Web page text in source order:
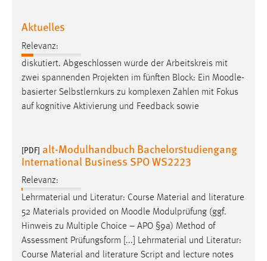
Aktuelles
Relevanz:
diskutiert. Abgeschlossen wurde der Arbeitskreis mit
zwei spannenden Projekten im fünften Block: Ein Moodle-
basierter Selbstlernkurs zu komplexen Zahlen mit Fokus
auf kognitive Aktivierung und Feedback sowie
[PDF] alt-Modulhandbuch Bachelorstudiengang
International Business SPO WS2223
Relevanz:
Lehrmaterial und Literatur: Course Material and literature
52 Materials provided on Moodle Modulprüfung (ggf.
Hinweis zu Multiple Choice – APO §9a) Method of
Assessment Prüfungsform [...] Lehrmaterial und Literatur:
Course Material and literature Script and lecture notes
Um Inhalte von Videoplattformen und Social Media
externen Medien Cookies gesetzt.
YouTube